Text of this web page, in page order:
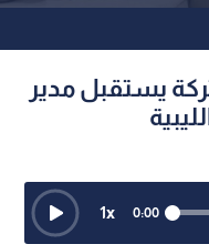
يستقبل مدير
0:00
1x